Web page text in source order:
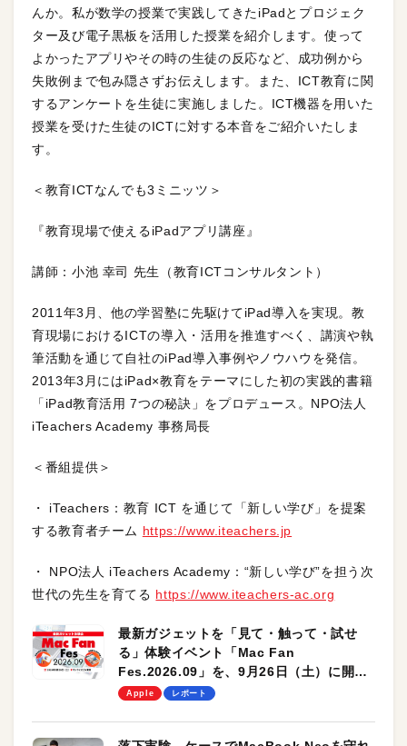
んか。私が数学の授業で実践してきたiPadとプロジェク
ター及び電子黒板を活用した授業を紹介します。使って
よかったアプリやその時の生徒の反応など、成功例から
失敗例まで包み隠さずお伝えします。また、ICT教育に関
するアンケートを生徒に実施しました。ICT機器を用いた
授業を受けた生徒のICTに対する本音をご紹介いたしま
す。
＜教育ICTなんでも3ミニッツ＞
『教育現場で使えるiPadアプリ講座』
講師：小池 幸司 先生（教育ICTコンサルタント）
2011年3月、他の学習塾に先駆けてiPad導入を実現。教
育現場におけるICTの導入・活用を推進すべく、講演や執
筆活動を通じて自社のiPad導入事例やノウハウを発信。
2013年3月にはiPad×教育をテーマにした初の実践的書籍
「iPad教育活用 7つの秘訣」をプロデュース。NPO法人
iTeachers Academy 事務局長
＜番組提供＞
・ iTeachers：教育 ICT を通じて「新しい学び」を提案
する教育者チーム https://www.iteachers.jp
・ NPO法人 iTeachers Academy：“新しい学び”を担う次
世代の先生を育てる https://www.iteachers-ac.org
最新ガジェットを「見て・触って・試せ
る」体験イベント「Mac Fan
Fes.2026.09」を、9月26日（土）に開催
します！
Apple レポート